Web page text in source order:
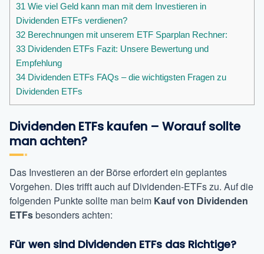
31 Wie viel Geld kann man mit dem Investieren in
Dividenden ETFs verdienen?
32 Berechnungen mit unserem ETF Sparplan Rechner:
33 Dividenden ETFs Fazit: Unsere Bewertung und
Empfehlung
34 Dividenden ETFs FAQs – die wichtigsten Fragen zu
Dividenden ETFs
Dividenden ETFs kaufen – Worauf sollte
man achten?
Das Investieren an der Börse erfordert ein geplantes
Vorgehen. Dies trifft auch auf Dividenden-ETFs zu. Auf die
folgenden Punkte sollte man beim Kauf von Dividenden
ETFsbesonders achten:
Für wen sind Dividenden ETFs das Richtige?